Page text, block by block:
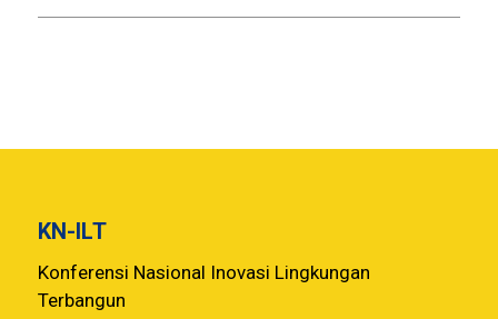
KN-ILT
Konferensi Nasional Inovasi Lingkungan
Terbangun